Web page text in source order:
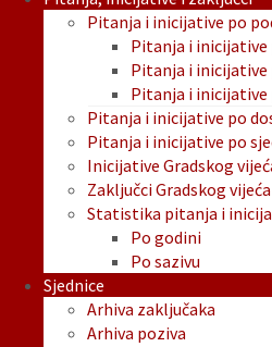
Pitanja i inicijative po
Pitanja i inicijative
Pitanja i inicijative
Pitanja i
Pitanja i inicijative po
Pitanja i inicijative po
Inicijative Gradskog
Zaključci Gradskog vijeća
Statistika pitanja i
Po godini
Po sazivu
Sjednice
Arhiva zaključaka
Arhiva poziva